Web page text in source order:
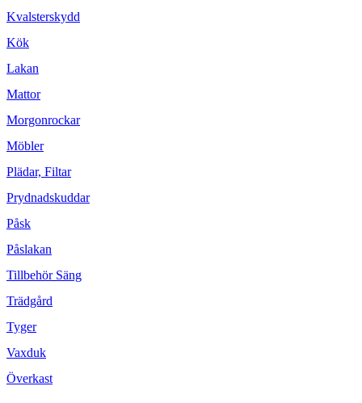
Kvalsterskydd
Kök
Lakan
Mattor
Morgonrockar
Möbler
Plädar, Filtar
Prydnadskuddar
Påsk
Påslakan
Tillbehör Säng
Trädgård
Tyger
Vaxduk
Överkast